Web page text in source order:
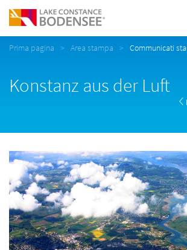
Prima pagina Area stampa Communicati
Konstanz aus der Luft